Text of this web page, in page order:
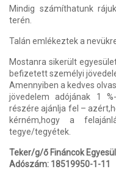
Mindig számíthatunk
terén.
Talán emlékeztek a
Mostanra sikerült
befizetett személyi
Amennyiben a kedves
jövedelem adójának 1
részére ajánlja fel –
kérném,hogy a
tegye/tegyétek.
Teker/g/ő Fináncok
Adószám: 18519950-1-11